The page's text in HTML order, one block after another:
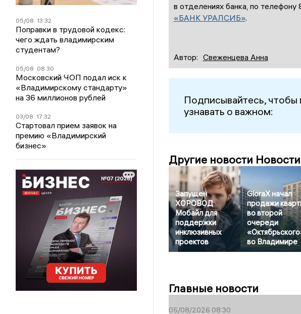
05/08 13:32
Поправки в трудовой кодекс:
чего ждать владимирским
студентам?
05/08 08:30
Московский ЧОП подал иск к
«Владимирскому стандарту»
на 36 миллионов рублей
03/08 17:32
Стартовал прием заявок на
премию «Владимирский
бизнес»
в отделениях банка, по
«БАНК УРАЛСИБ».
Автор: Свеженцева Анна
Подписывайтесь,
узнавать о важном:
Другие новости
Запущен
ХОРОВОД
Мобайл для
поддержки
инклюзивных
проектов
GloraX начал
продажи
во второй
очереди
во Владимире
Главные новости
05/08/2026 08:30